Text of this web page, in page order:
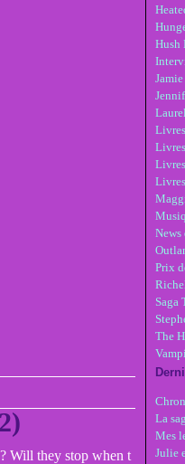
Will they stop when t
Hush
Livres
News
Prix
Saga
The
La
Mes
Julie